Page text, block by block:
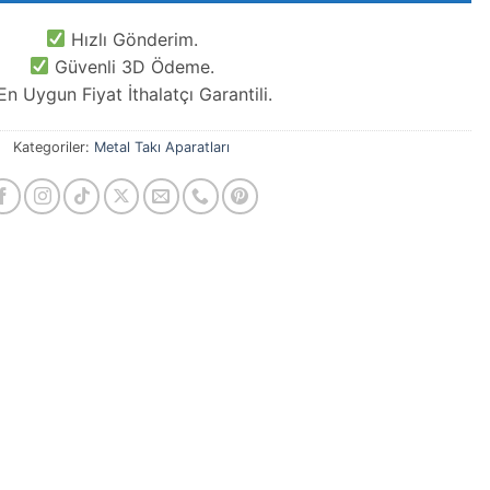
Hızlı Gönderim.
Güvenli 3D Ödeme.
Uygun Fiyat İthalatçı Garantili.
Kategoriler: Metal Takı Aparatları